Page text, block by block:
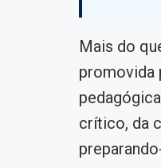
Mais do
promovida
crítico, da